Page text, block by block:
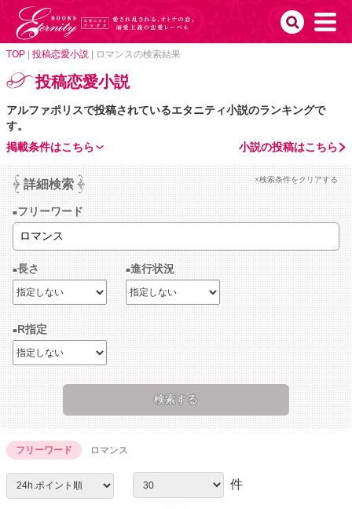
TOP 投稿恋愛小説 ロマンスの検索結果
投稿恋愛小説
アルファポリスで投稿されているエタニティ小説のランキングで
す。
小説の投稿はこちら
掲載条件はこちら
詳細検索 ×検索条件をクリアする
フリーワード
長さ 進行状況
R指定
フリーワード ロマンス
件